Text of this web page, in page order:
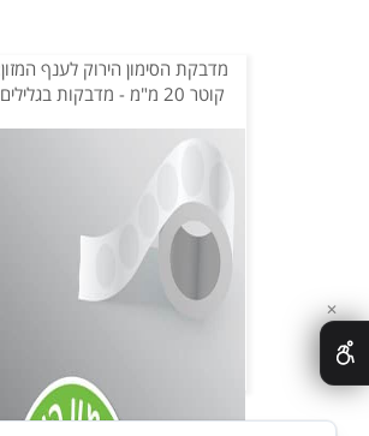
מדבקת הסימון הירוק לענף המזון:
קוטר 20 מ"מ - מדבקות בגלילים
✕